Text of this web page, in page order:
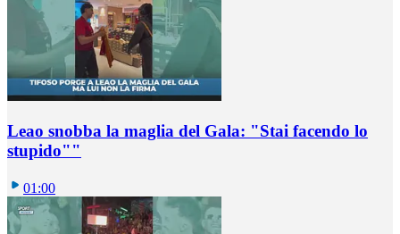
Leao snobba la maglia del Gala: "Stai facendo lo
stupido""
01:00